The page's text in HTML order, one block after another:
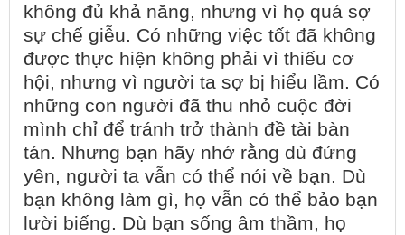
không đủ khả năng, nhưng vì họ quá sợ
sự chế giễu. Có những việc tốt đã không
được thực hiện không phải vì thiếu cơ
hội, nhưng vì người ta sợ bị hiểu lầm. Có
những con người đã thu nhỏ cuộc đời
mình chỉ để tránh trở thành đề tài bàn
tán. Nhưng bạn hãy nhớ rằng dù đứng
yên, người ta vẫn có thể nói về bạn. Dù
bạn không làm gì, họ vẫn có thể bảo bạn
lười biếng. Dù bạn sống âm thầm, họ